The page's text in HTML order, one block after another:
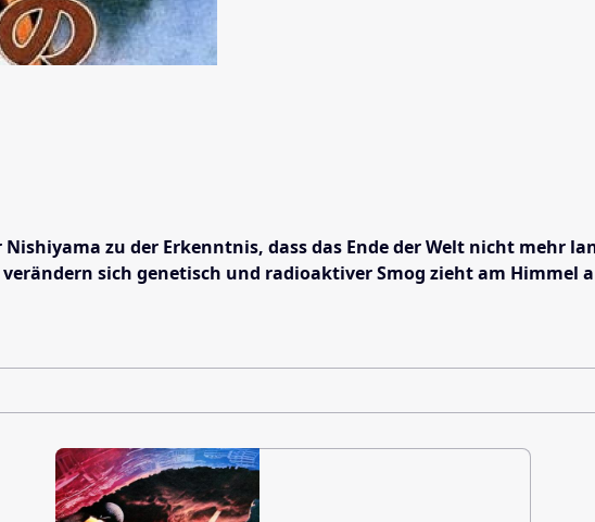
zu der Erkenntnis, dass das Ende der Welt nicht mehr
sich genetisch und radioaktiver Smog zieht am